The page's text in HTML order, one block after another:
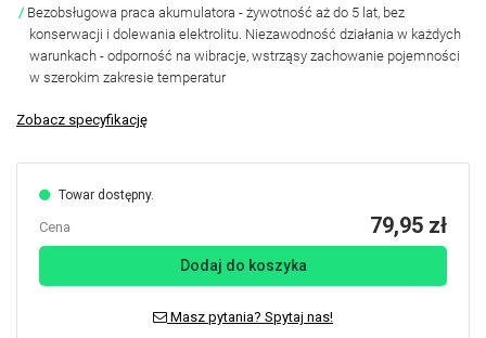
Bezobsługowa praca akumulatora - żywotność aż do 5 lat, bez
konserwacji i dolewania elektrolitu. Niezawodność działania w każdych
warunkach - odporność na wibracje, wstrząsy zachowanie pojemności
w szerokim zakresie temperatur
Zobacz specyfikację
Towar dostępny.
Cena 79,95 zł
Dodaj do koszyka
Masz pytania? Spytaj nas!